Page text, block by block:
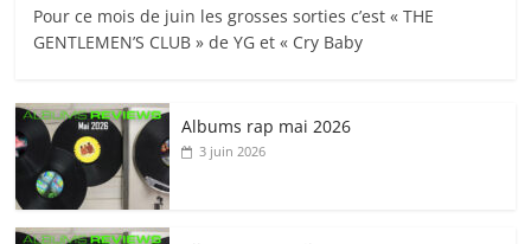
Pour ce mois de juin les grosses sorties c’est « THE
GENTLEMEN’S CLUB » de YG et « Cry Baby
Albums rap mai 2026
3 juin 2026